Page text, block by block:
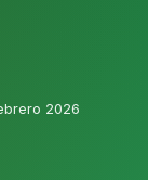
2026